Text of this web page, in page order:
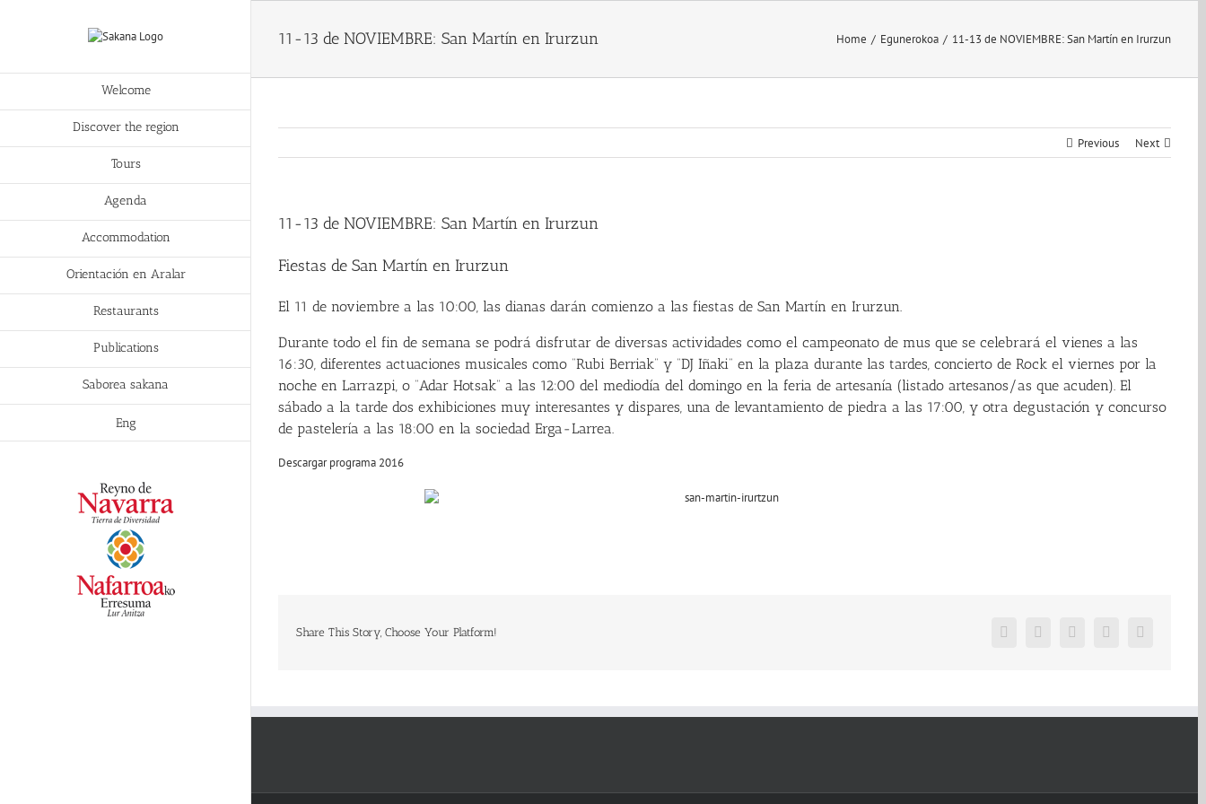
Welcome
Discover the region
Tours
Agenda
Accommodation
Orientación en Aralar
Restaurants
Publications
Saborea sakana
Eng
11-13 de NOVIEMBRE: San Martín en Irurzun Home / Egunerokoa / 11-13 de NOVIEMBRE: San Martín en Irurzun
Previous Next
11-13 de NOVIEMBRE: San Martín en Irurzun
Fiestas de San Martín en Irurzun
El 11 de noviembre a las 10:00, las dianas darán comienzo a las fiestas de San Martín en Irurzun.
Durante todo el fin de semana se podrá disfrutar de diversas actividades como el campeonato de mus que se celebrará el vienes a las
16:30, diferentes actuaciones musicales como “Rubi Berriak” y “DJ Iñaki” en la plaza durante las tardes, concierto de Rock el viernes por la
noche en Larrazpi, o “Adar Hotsak” a las 12:00 del mediodía del domingo en la feria de artesanía (listado artesanos/as que acuden) . El
sábado a la tarde dos exhibiciones muy interesantes y dispares, una de levantamiento de piedra a las 17:00, y otra degustación y concurso
de pastelería a las 18:00 en la sociedad Erga-Larrea.
Descargar programa 2016
Share This Story, Choose Your Platform! FacebookTwitter Google+Pinterest